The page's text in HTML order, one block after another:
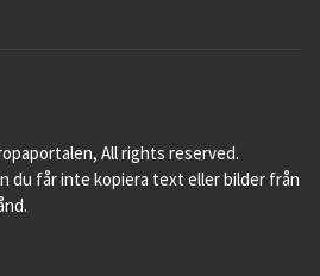
All rights reserved.
du får inte kopiera text eller bilder från